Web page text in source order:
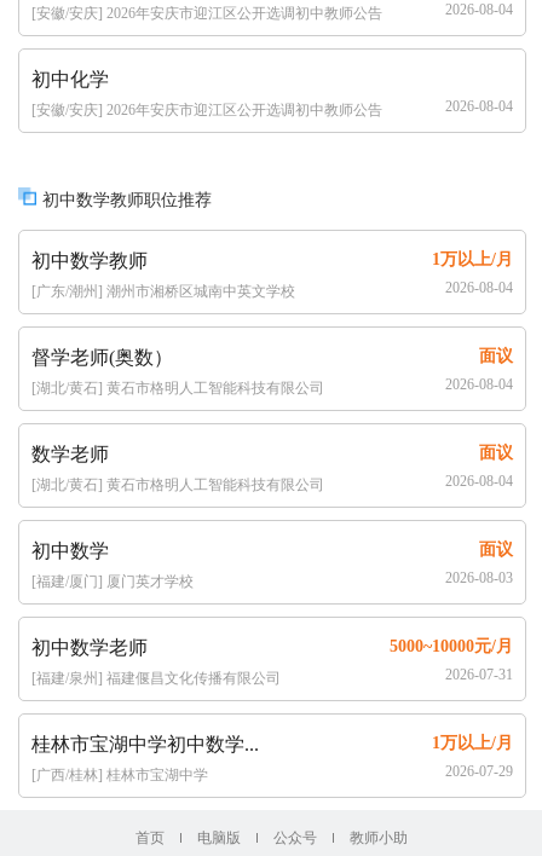
[安徽/安庆] 2026年安庆市迎江区公开选调初中教师公告
（8人）
2026-08-04
初中化学
[安徽/安庆] 2026年安庆市迎江区公开选调初中教师公告
（8人）
2026-08-04
初中数学教师职位推荐
初中数学教师 1万以上/月
[广东/潮州] 潮州市湘桥区城南中英文学校 2026-08-04
督学老师(奥数） 面议
[湖北/黄石] 黄石市格明人工智能科技有限公司 2026-08-04
数学老师 面议
[湖北/黄石] 黄石市格明人工智能科技有限公司 2026-08-04
初中数学 面议
[福建/厦门] 厦门英才学校 2026-08-03
初中数学老师 5000~10000元/月
[福建/泉州] 福建偃昌文化传播有限公司 2026-07-31
桂林市宝湖中学初中数学... 1万以上/月
[广西/桂林] 桂林市宝湖中学 2026-07-29
首页 电脑版 公众号 教师小助